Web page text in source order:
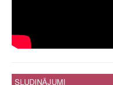
SLUDINĀJUMI